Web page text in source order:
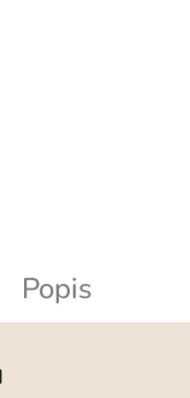
Popis